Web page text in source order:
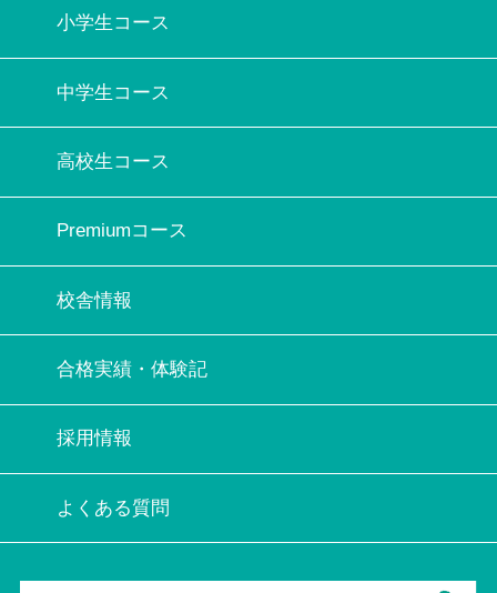
小学生コース
中学生コース
高校生コース
Premiumコース
校舎情報
合格実績・体験記
採用情報
よくある質問